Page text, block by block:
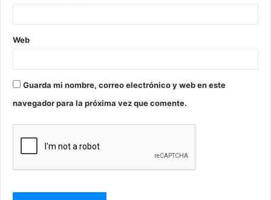
Web
Guarda mi nombre, correo electrónico y web en este
navegador para la próxima vez que comente.